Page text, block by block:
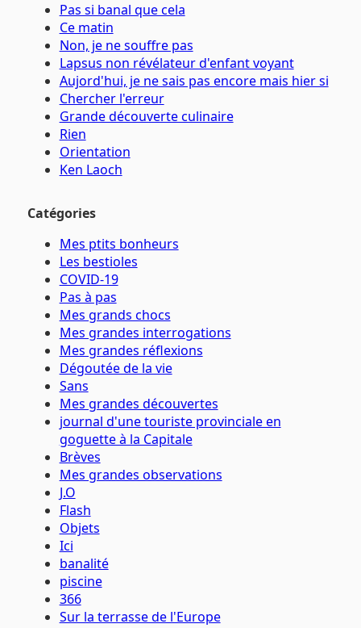
Pas si banal que cela
Ce matin
Non, je ne souffre pas
Lapsus non révélateur d'enfant voyant
Aujord'hui, je ne sais pas encore mais hier si
Chercher l'erreur
Grande découverte culinaire
Rien
Orientation
Ken Laoch
Catégories
Mes ptits bonheurs
Les bestioles
COVID-19
Pas à pas
Mes grands chocs
Mes grandes interrogations
Mes grandes réflexions
Dégoutée de la vie
Sans
Mes grandes découvertes
journal d'une touriste provinciale en
goguette à la Capitale
Brèves
Mes grandes observations
J.O
Flash
Objets
Ici
banalité
piscine
366
Sur la terrasse de l'Europe